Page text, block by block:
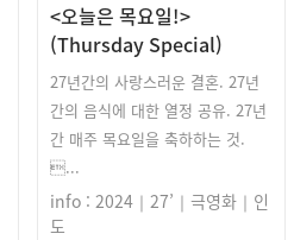
<오늘은 목요일!>
(Thursday Special)
27년간의 사랑스러운 결혼. 27년
간의 음식에 대한 열정 공유. 27년
간 매주 목요일을 축하하는 것.
...
info : 2024｜27’｜극영화｜인
도